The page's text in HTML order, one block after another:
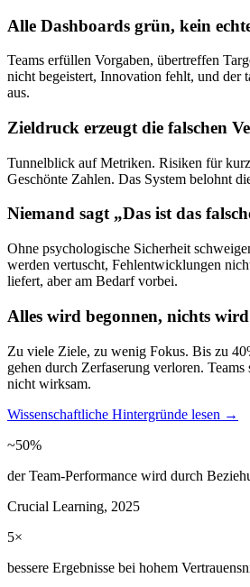
Alle Dashboards grün, kein
Teams erfüllen Vorgaben, übertreffen
nicht begeistert, Innovation fehlt, und der
aus.
Zieldruck erzeugt die falschen
Tunnelblick auf Metriken. Risiken für
Geschönte Zahlen. Das System belohnt
Niemand sagt „Das ist das
Ohne psychologische Sicherheit
werden vertuscht, Fehlentwicklungen
liefert, aber am Bedarf vorbei.
Alles wird begonnen, nichts
Zu viele Ziele, zu wenig Fokus. Bis zu
gehen durch Zerfaserung verloren. Teams
nicht wirksam.
Wissenschaftliche Hintergründe lesen →
~50%
der Team-Performance wird durch
Crucial Learning, 2025
5×
bessere Ergebnisse bei hohem